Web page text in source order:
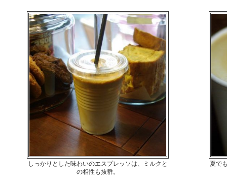
しっかりとした味わいのエスプレッソは、ミルクと
の相性も抜群。
夏で